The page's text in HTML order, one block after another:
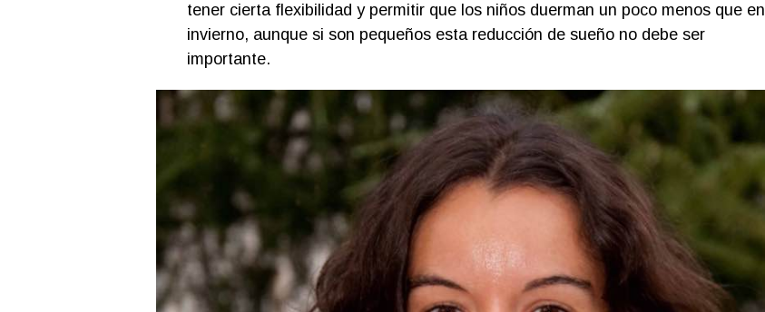
tener cierta flexibilidad y permitir que los niños duerman un poco menos que en
invierno, aunque si son pequeños esta reducción de sueño no debe ser
importante.